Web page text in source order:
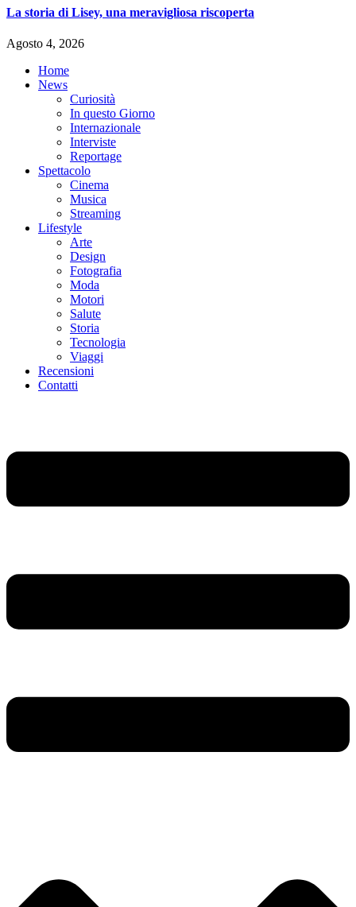
La storia di Lisey, una meravigliosa riscoperta
Agosto 4, 2026
Home
News
Curiosità
In questo Giorno
Internazionale
Interviste
Reportage
Spettacolo
Cinema
Musica
Streaming
Lifestyle
Arte
Design
Fotografia
Moda
Motori
Salute
Storia
Tecnologia
Viaggi
Recensioni
Contatti